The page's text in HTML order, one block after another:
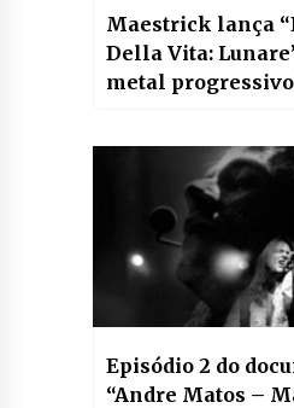
Maestrick lança
Della Vita:
metal
Episódio 2 do
“Andre Matos –